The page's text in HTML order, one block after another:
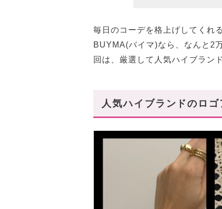
毎日のコーデを格上げしてくれ
BUYMA(バイマ)なら、なんと2
回は、厳選して人気ハイブラン
人気ハイブランドのロ